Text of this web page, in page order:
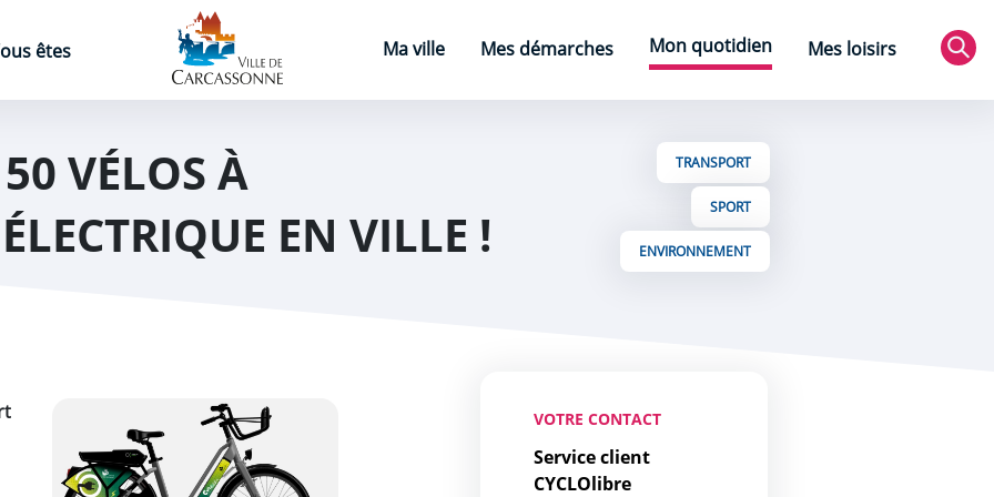
êtes
Page d'accueil
Ma ville
Mes démarches Mon quotidien
Mes loisirs
VÉLOS À
EN VILLE !
TRANSPORT
SPORT
ENVIRONNEMENT
VOTRE CONTACT
Service client
CYCLOlibre